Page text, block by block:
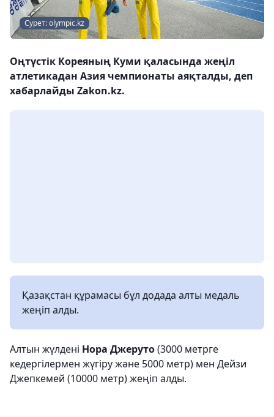
Сурет: olympic.kz
Оңтүстік Кореяның Куми қаласында жеңіл
атлетикадан Азия чемпионаты аяқталды, деп
хабарлайды Zakon.kz.
Қазақстан құрамасы бұл додада алты медаль
жеңіп алды.
Алтын жүлдені Нора Джеруто(3000 метрге
кедергілермен жүгіру және 5000 метр) мен Дейзи
Джепкемей (10000 метр) жеңіп алды.